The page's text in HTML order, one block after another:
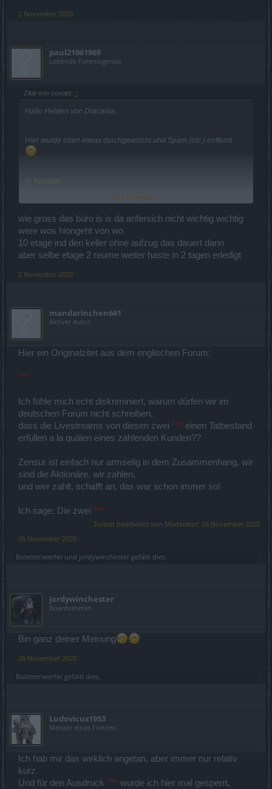
2 November 2020
paul21061969
Lebende Forenlegende
Zitat von cosopt: ↑
Hallo Helden von Dracania,
Hier wurde eben etwas durchgewischt und Spam (etc.) entfernt.
Es wird wohl eher ein ganzes (Großraum-)Büro gemeint sein und
Anbetracht der umzusiedelnden Technik und Mitarbeiter dauert
sowas auch mehr wie 2 Stunden.
Mit freundlichen Grüßen,
Click to expand...
wie gross das büro is is da anfersich nicht wichtig wichtig
were wos hiongeht von wo
10 etage ind den keller ohne aufzug das dauert dann
aber selbe etage 2 reume weiter haste in 2 tagen erledigt
2 November 2020
mandarinchen661
Aktiver Autor
Hier ein Originalzitet aus dem englischen Forum:
***
Ich fühle mich echt diskriminiert, warum dürfen wir im
deutschen Forum nicht schreiben,
dass die Livestreams von diesen zwei *** einen Tatbestand
erfüllen a la quälen eines zahlenden Kunden??
Zensur ist einfach nur armselig in dem Zusammenhang, wir
sind die Aktionäre, wir zahlen,
und wer zahlt, schafft an, das war schon immer so!
Ich sage: Die zwei ***
Zuletzt bearbeitet von Moderator: 26 November 2020
26 November 2020
Bulettenwerfer und jordywinchester gefällt dies.
jordywinchester
Boardveteran
Bin ganz deiner Meinung
26 November 2020
Bulettenwerfer gefällt dies.
Ludovicus1953
Meister eines Forums
Ich hab mir das wirklich angetan, aber immer nur relativ
kurz.
Und für den Ausdruck *** wurde ich hier mal gesperrt,